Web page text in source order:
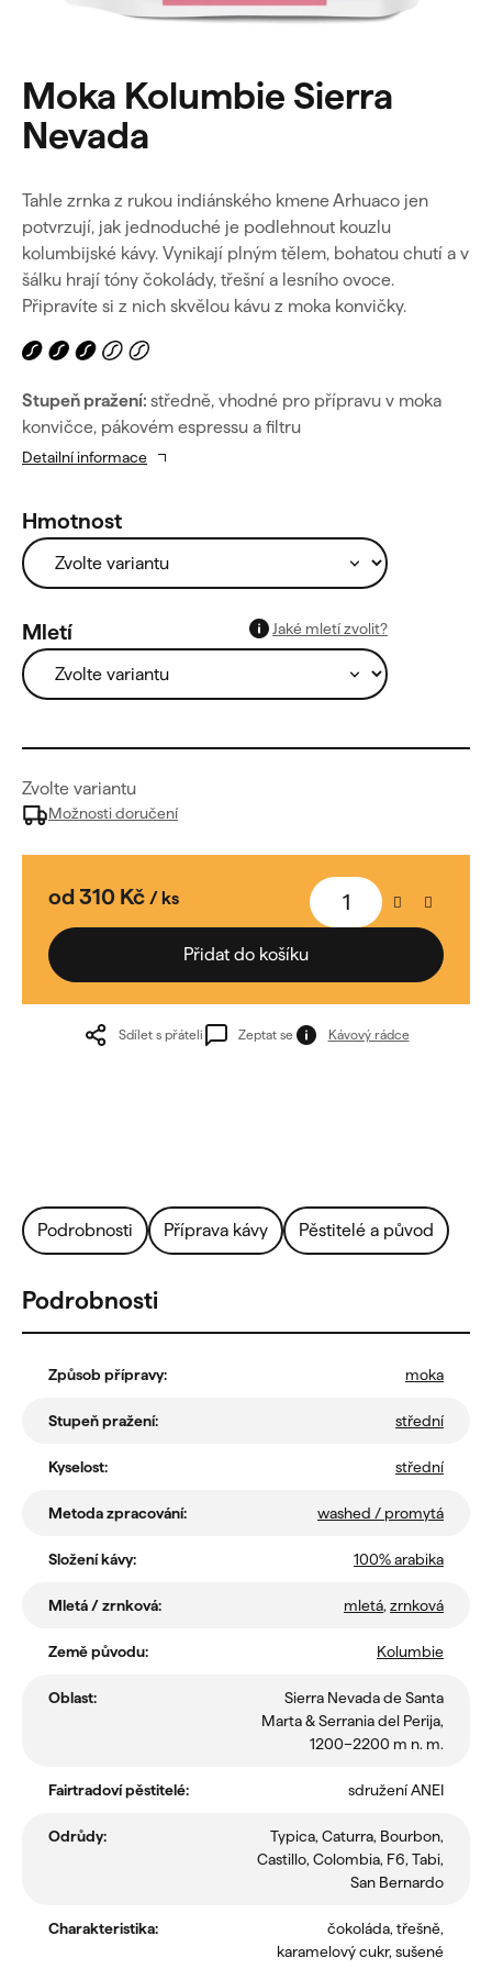
Moka Kolumbie Sierra
Nevada
Hmotnost
Mletí Jaké mletí zvolit?
Tahle zrnka z rukou indiánského kmene Arhuaco jen
potvrzují, jak jednoduché je podlehnout kouzlu
kolumbijské kávy. Vynikají plným tělem, bohatou chutí a v
šálku hrají tóny čokolády, třešní a lesního ovoce.
Připravíte si z nich skvělou kávu z moka konvičky.
Stupeň pražení: středně, vhodné pro přípravu v moka
konvičce, pákovém espressu a filtru
Detailní informace
Zeptat se
Sdílet s přáteli Kávový rádce
Zvolte variantu
Možnosti doručení
od310 Kč / ks
Měrná
cena:
Přidat do košíku
Podrobnosti Příprava kávy Pěstitelé a původ
Podrobnosti
Způsob přípravy: moka
Stupeň pražení: střední
Kyselost: střední
Metoda zpracování: washed / promytá
Složení kávy: 100% arabika
Mletá / zrnková: mletá, zrnková
Země původu: Kolumbie
Oblast:
Sierra Nevada de Santa
Marta & Serrania del Perija,
1200–2200 m n. m.
Fairtradoví pěstitelé: sdružení ANEI
Odrůdy:
Typica, Caturra, Bourbon,
Castillo, Colombia, F6, Tabi,
San Bernardo
Charakteristika:
čokoláda, třešně,
karamelový cukr, sušené